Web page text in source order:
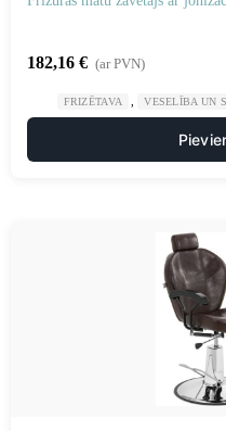
182,16 € (ar PVN)
FRIZĒTAVA VESELĪBA UN